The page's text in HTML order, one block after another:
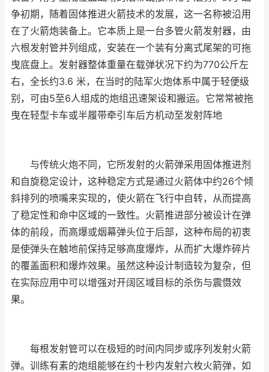
争初期，随着固体推进火箭技术的发展，这一名称被沿用
在了火箭炮装备上。它本质上是一台多管火箭发射器，由
六根发射管并列组成，安装在一个装有分离式尾架的可拖
曳底盘上。发射器整体重量在载弹状况下约为770公斤左
右，全长约3.6 米，在当时的陆军火炮体系中属于轻便级
别，可由5至6人组成的炮组迅速架设和搬运。它常常被拖
曳在轻型卡车或半履带牵引车后方机动至发射阵地
与传统火炮不同，它所发射的火箭弹采用固体推进剂
和自旋稳定设计，这种稳定方式是通过火箭体中约26个倾
斜排列的喷嘴来实现的，使火箭在飞行中自转，从而提高
了稳定性和命中区域的一致性。火箭推进部分被设计在弹
体的前段，而高爆或烟幕弹头位于后部，这种布局的初衷
是使弹头在触地前保持足够高度爆炸，从而扩大爆炸碎片
的覆盖面积和爆炸效果。虽然这种设计制造较为复杂，但
在实际应用中可以增强对开阔区域目标的杀伤与震慑效
果。
每根发射管可以在极短的时间内同步或序列发射火箭
弹。训练有素的炮组能够在约十秒内发射六枚火箭弹，如